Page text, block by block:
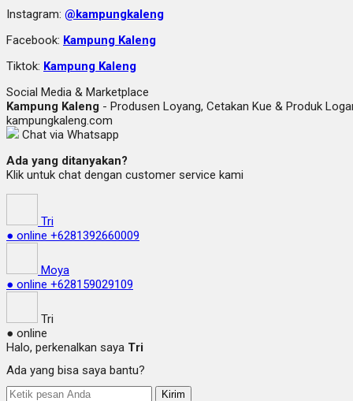
Instagram: @kampungkaleng
Facebook: Kampung Kaleng
Tiktok: Kampung Kaleng
Social Media & Marketplace
Kampung Kaleng - Produsen Loyang, Cetakan Kue & Produk
kampungkaleng.com
Chat via Whatsapp
Ada yang ditanyakan?
Klik untuk chat dengan customer service kami
Tri
● online +6281392660009
Moya
● online +628159029109
Tri
● online
Halo, perkenalkan saya Tri
Ada yang bisa saya bantu?
Kirim